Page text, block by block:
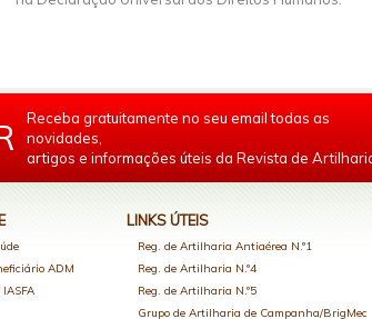
Receba gratuitamente no seu email todas as
novidades,
artigos e informações úteis da Revista de
ADM
LINKS ÚTEIS
Reg. de Artilharia Antiaérea N.º1
Reg. de Artilharia N.º4
Reg. de Artilharia N.º5
Grupo de Artilharia de Campanha/BrigMec